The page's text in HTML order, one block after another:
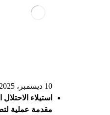
10 ديسمبر، 2025
استيلاء
مقدمة عملية